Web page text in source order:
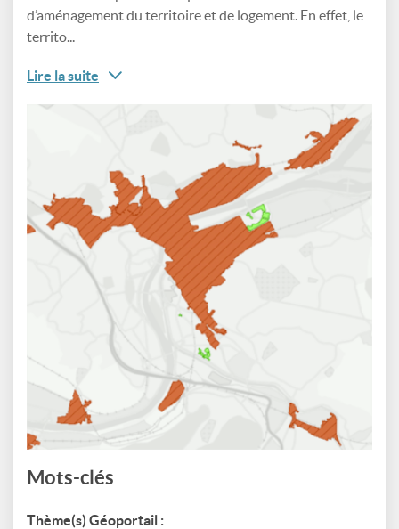
d’aménagement du territoire et de logement. En effet, le
territo...
Lire la suite
Mots-clés
Thème(s) Géoportail :